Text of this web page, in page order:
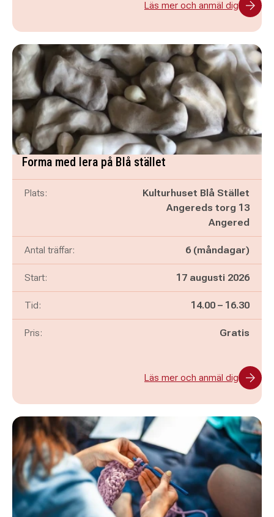
Läs mer och anmäl dig
Forma med lera på Blå stället
Plats:
Kulturhuset Blå Stället
Angereds torg 13
Angered
Antal träffar: 6 (måndagar)
Start: 17 augusti 2026
Tid: Pågår mellan
14.00 – och
16.30
Pris: Gratis
Läs mer och anmäl dig